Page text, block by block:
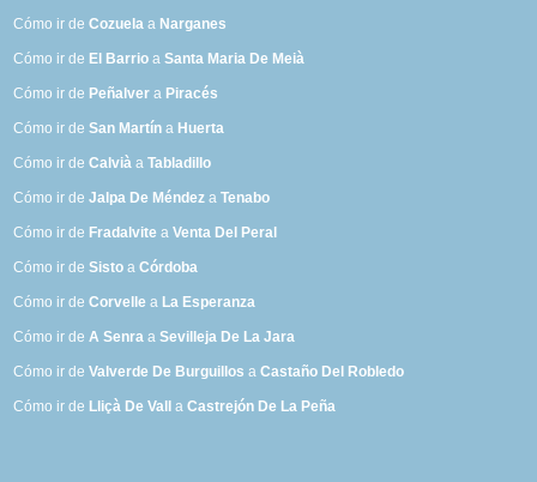
Cómo ir deCozuela a Narganes
Cómo ir de El Barrio aSanta Maria De Meià
Cómo ir de Peñalver a Piracés
Cómo ir deSan Martín a Huerta
Cómo ir deCalvià aTabladillo
Cómo ir deJalpa De Méndez aTenabo
Cómo ir de Fradalvite aVenta Del Peral
Cómo ir deSisto aCórdoba
Cómo ir deCorvelle a La Esperanza
Cómo ir deA Senra aSevilleja De La Jara
Cómo ir deValverde De Burguillos aCastaño Del Robledo
Cómo ir de Lliçà De Vall aCastrejón De La Peña